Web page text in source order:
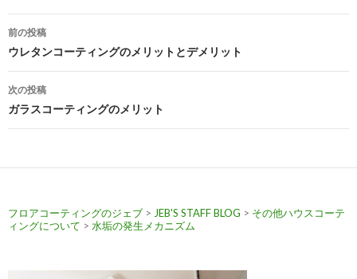
投
稿
ナ
ビ
ゲ
ー
ョ
前の投稿
ウレタンコーティングのメリットとデメリット
次の投稿
ガラスコーティングのメリット
フロアコーティングのジェブ > JEB'S STAFF BLOG > その他ハウスコーテ
ィングについて > 水垢の発生メカニズム